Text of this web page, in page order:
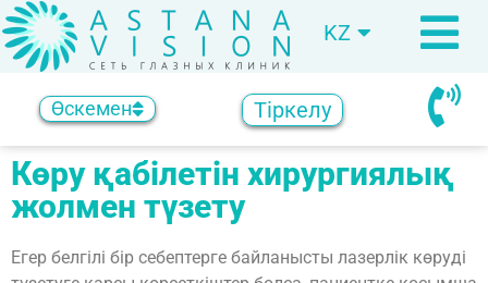
KZ
RU
Өскемен Тіркелу
Көру қабілетін хирургиялық
жолмен түзету
Егер белгілі бір себептерге байланысты лазерлік көруді